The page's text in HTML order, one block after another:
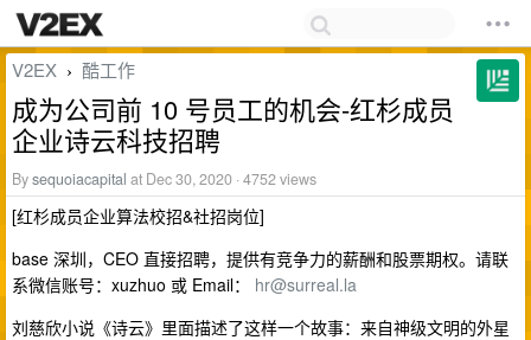
V2EX › 酷工作
成为公司前 10 号员工的机会-红杉成员
企业诗云科技招聘
Bysequoiacapital at Dec 30, 2020 · 4752 views
[红杉成员企业算法校招&社招岗位]
base 深圳，CEO 直接招聘，提供有竞争力的薪酬和股票期权。请联
系微信账号：xuzhuo 或 Email： hr@surreal.la
刘慈欣小说《诗云》里面描述了这样一个故事：来自神级文明的外星